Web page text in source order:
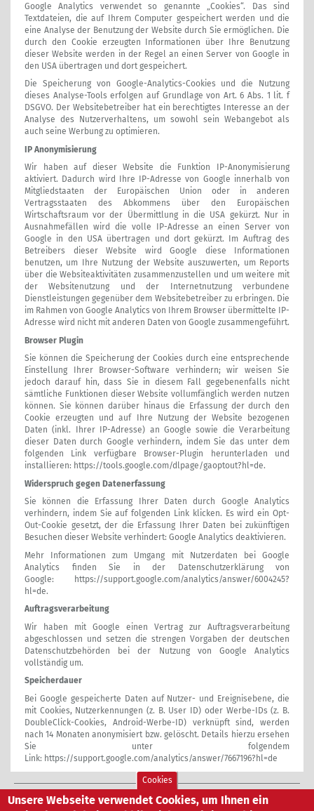
Google Analytics verwendet so genannte „Cookies“. Das sind
Textdateien, die auf Ihrem Computer gespeichert werden und die
eine Analyse der Benutzung der Website durch Sie ermöglichen. Die
durch den Cookie erzeugten Informationen über Ihre Benutzung
dieser Website werden in der Regel an einen Server von Google in
den USA übertragen und dort gespeichert.
Die Speicherung von Google-Analytics-Cookies und die Nutzung
dieses Analyse-Tools erfolgen auf Grundlage von Art. 6 Abs. 1 lit. f
DSGVO. Der Websitebetreiber hat ein berechtigtes Interesse an der
Analyse des Nutzerverhaltens, um sowohl sein Webangebot als
auch seine Werbung zu optimieren.
IP Anonymisierung
Wir haben auf dieser Website die Funktion IP-Anonymisierung
aktiviert. Dadurch wird Ihre IP-Adresse von Google innerhalb von
Mitgliedstaaten der Europäischen Union oder in anderen
Vertragsstaaten des Abkommens über den Europäischen
Wirtschaftsraum vor der Übermittlung in die USA gekürzt. Nur in
Ausnahmefällen wird die volle IP-Adresse an einen Server von
Google in den USA übertragen und dort gekürzt. Im Auftrag des
Betreibers dieser Website wird Google diese Informationen
benutzen, um Ihre Nutzung der Website auszuwerten, um Reports
über die Websiteaktivitäten zusammenzustellen und um weitere mit
der Websitenutzung und der Internetnutzung verbundene
Dienstleistungen gegenüber dem Websitebetreiber zu erbringen. Die
im Rahmen von Google Analytics von Ihrem Browser übermittelte IP-
Adresse wird nicht mit anderen Daten von Google zusammengeführt.
Browser Plugin
Sie können die Speicherung der Cookies durch eine entsprechende
Einstellung Ihrer Browser-Software verhindern; wir weisen Sie
jedoch darauf hin, dass Sie in diesem Fall gegebenenfalls nicht
sämtliche Funktionen dieser Website vollumfänglich werden nutzen
können. Sie können darüber hinaus die Erfassung der durch den
Cookie erzeugten und auf Ihre Nutzung der Website bezogenen
Daten (inkl. Ihrer IP-Adresse) an Google sowie die Verarbeitung
dieser Daten durch Google verhindern, indem Sie das unter dem
folgenden Link verfügbare Browser-Plugin herunterladen und
installieren: https://tools.google.com/dlpage/gaoptout?hl=de.
Widerspruch gegen Datenerfassung
Sie können die Erfassung Ihrer Daten durch Google Analytics
verhindern, indem Sie auf folgenden Link klicken. Es wird ein Opt-
Out-Cookie gesetzt, der die Erfassung Ihrer Daten bei zukünftigen
Besuchen dieser Website verhindert: Google Analytics deaktivieren.
Mehr Informationen zum Umgang mit Nutzerdaten bei Google
Analytics finden Sie in der Datenschutzerklärung von
Google: https://support.google.com/analytics/answer/6004245?
hl=de.
Auftragsverarbeitung
Wir haben mit Google einen Vertrag zur Auftragsverarbeitung
abgeschlossen und setzen die strengen Vorgaben der deutschen
Datenschutzbehörden bei der Nutzung von Google Analytics
vollständig um.
Speicherdauer
Bei Google gespeicherte Daten auf Nutzer- und Ereignisebene, die
mit Cookies, Nutzerkennungen (z. B. User ID) oder Werbe-IDs (z. B.
DoubleClick-Cookies, Android-Werbe-ID) verknüpft sind, werden
nach 14 Monaten anonymisiert bzw. gelöscht. Details hierzu ersehen
Sie unter folgendem
Link: https://support.google.com/analytics/answer/7667196?hl=de
Altvater GmbH|Carl-Zeiss-Str. 9|71154 Nufringen|
Cookies
Unsere Webseite verwendet Cookies, um Ihnen ein